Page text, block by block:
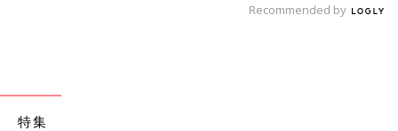
Recommended by
特集